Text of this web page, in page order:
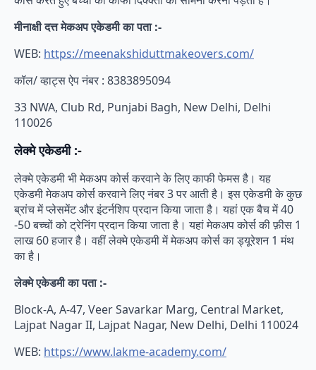
मीनाक्षी दत्त मेकअप एकेडमी का पता :-
WEB: https://meenakshiduttmakeovers.com/
कॉल/ व्हाट्स ऐप नंबर : 8383895094
33 NWA, Club Rd, Punjabi Bagh, New Delhi, Delhi
110026
लेक्मे एकेडमी :-
लेक्मे एकेडमी भी मेकअप कोर्स करवाने के लिए काफी फेमस है। यह
एकेडमी मेकअप कोर्स करवाने लिए नंबर 3 पर आती है। इस एकेडमी के कुछ
ब्रांच में प्लेसमेंट और इंटर्नशिप प्रदान किया जाता है। यहां एक बैच में 40
-50 बच्चों को ट्रेनिंग प्रदान किया जाता है। यहां मेकअप कोर्स की फ़ीस 1
लाख 60 हजार है। वहीं लेक्मे एकेडमी में मेकअप कोर्स का ड्यूरेशन 1 मंथ
का है।
लेक्मे एकेडमी का पता :-
Block-A, A-47, Veer Savarkar Marg, Central Market,
Lajpat Nagar II, Lajpat Nagar, New Delhi, Delhi 110024
WEB: https://www.lakme-academy.com/